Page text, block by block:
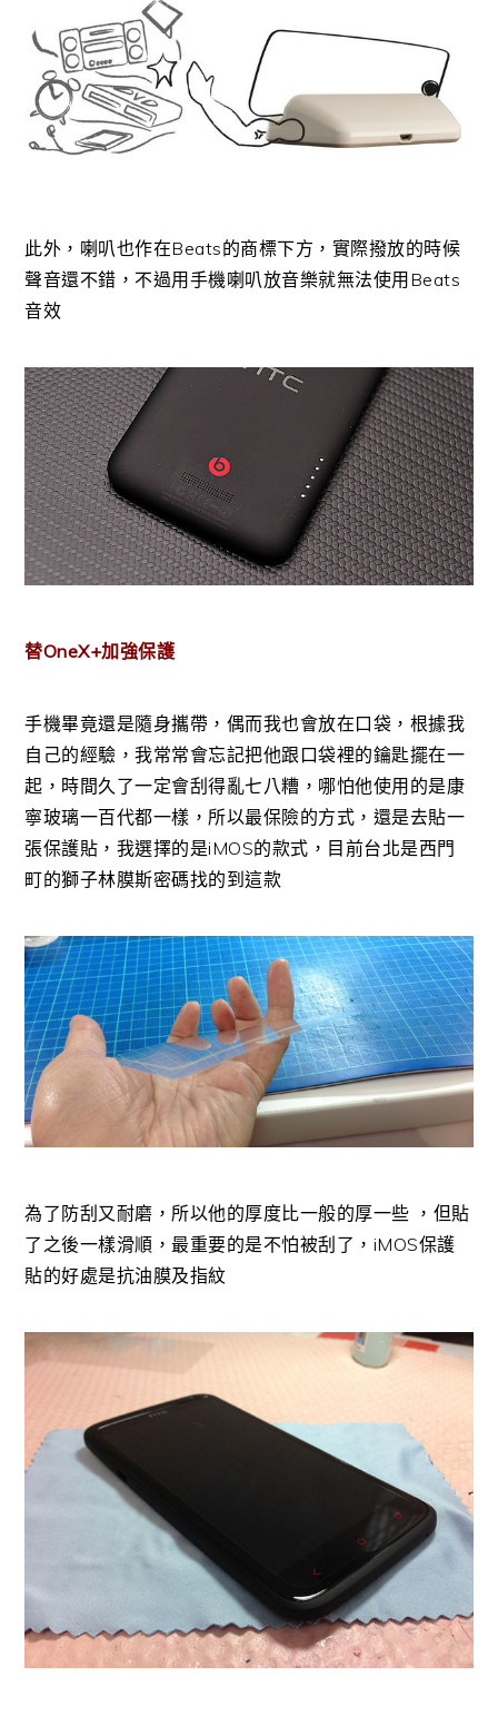
此外，喇叭也作在Beats的商標下方，實際撥放的時候
聲音還不錯，不過用手機喇叭放音樂就無法使用Beats
音效
替OneX+加強保護
手機畢竟還是隨身攜帶，偶而我也會放在口袋，根據我
自己的經驗，我常常會忘記把他跟口袋裡的鑰匙擺在一
起，時間久了一定會刮得亂七八糟，哪怕他使用的是康
寧玻璃一百代都一樣，所以最保險的方式，還是去貼一
張保護貼，我選擇的是iMOS的款式，目前台北是西門
町的獅子林膜斯密碼找的到這款
為了防刮又耐磨，所以他的厚度比一般的厚一些 ，但貼
了之後一樣滑順，最重要的是不怕被刮了，iMOS保護
貼的好處是抗油膜及指紋